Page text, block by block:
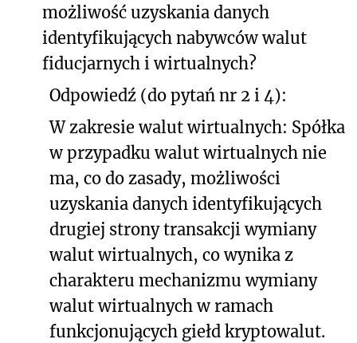
możliwość uzyskania danych
identyfikujących nabywców walut
fiducjarnych i wirtualnych?
Odpowiedź (do pytań nr 2 i 4):
W zakresie walut wirtualnych: Spółka
w przypadku walut wirtualnych nie
ma, co do zasady, możliwości
uzyskania danych identyfikujących
drugiej strony transakcji wymiany
walut wirtualnych, co wynika z
charakteru mechanizmu wymiany
walut wirtualnych w ramach
funkcjonujących giełd kryptowalut.